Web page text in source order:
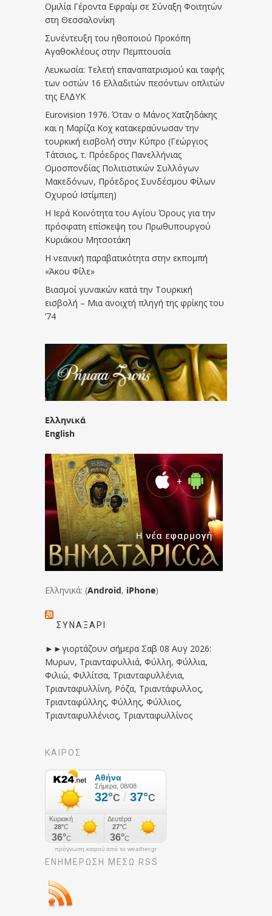
Ομιλία Γέροντα Εφραίμ σε Σύναξη Φοιτητών
στη Θεσσαλονίκη
Συνέντευξη του ηθοποιού Προκόπη
Αγαθοκλέους στην Πεμπτουσία
Λευκωσία: Τελετή επαναπατρισμού και ταφής
των οστών 16 Ελλαδιτών πεσόντων οπλιτών
της ΕΛΔΥΚ
Eurovision 1976. Όταν ο Μάνος Χατζηδάκης
και η Μαρίζα Κοχ κατακεραύνωσαν την
τουρκική εισβολή στην Κύπρο (Γεώργιος
Τάτσιος, τ. Πρόεδρος Πανελλήνιας
Ομοσπονδίας Πολιτιστικών Συλλόγων
Μακεδόνων, Πρόεδρος Συνδέσμου Φίλων
Οχυρού Ιστίμπεη)
Η Ιερά Κοινότητα του Αγίου Όρους για την
πρόσφατη επίσκεψη του Πρωθυπουργού
Κυριάκου Μητσοτάκη
Η νεανική παραβατικότητα στην εκπομπή
«Άκου Φίλε»
Βιασμοί γυναικών κατά την Τουρκική
εισβολή – Μια ανοιχτή πληγή της φρίκης του
’74
Ελληνικά
English
Ελληνικά: (Android, iPhone)
ΣΥΝΑΞΆΡΙ
►►γιορτάζουν σήμερα Σαβ 08 Αυγ 2026:
Μυρων, Τριανταφυλλιά, Φύλλη, Φύλλια,
Φιλιώ, Φιλλίτσα, Τριανταφυλλένια,
Τριανταφυλλίνη, Ρόζα, Τριαντάφυλλος,
Τριανταφύλλης, Φύλλης, Φύλλιος,
Τριανταφυλλένιος, Τριανταφυλλίνος
ΚΑΙΡΟΣ
πρόγνωση καιρού από το weather.gr
ΕΝΗΜΈΡΩΣΉ ΜΕΣΩ RSS